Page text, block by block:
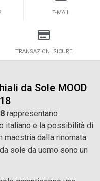
E-MAIL
TRANSAZIONI SICURE
da Sole MOOD
rappresentano
italiano e la possibilità di
maestria dalla rinomata
sole da uomo sono un